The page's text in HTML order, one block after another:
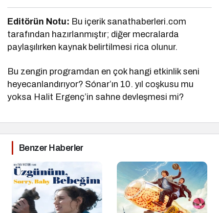
Editörün Notu: Bu içerik sanathaberleri.com
tarafından hazırlanmıştır; diğer mecralarda
paylaşılırken kaynak belirtilmesi rica olunur.
Bu zengin programdan en çok hangi etkinlik seni
heyecanlandırıyor? Sónar’ın 10. yıl coşkusu mu
yoksa Halit Ergenç’in sahne devleşmesi mi?
Benzer Haberler